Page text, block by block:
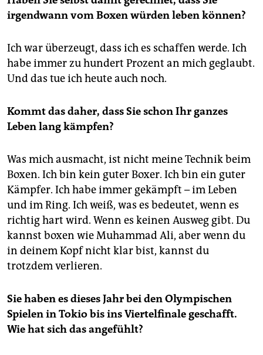
irgendwann vom Boxen würden leben können?
Ich war überzeugt, dass ich es schaffen werde. Ich
habe immer zu hundert Prozent an mich geglaubt.
Und das tue ich heute auch noch.
Kommt das daher, dass Sie schon Ihr ganzes
Leben lang kämpfen?
Was mich ausmacht, ist nicht meine Technik beim
Boxen. Ich bin kein guter Boxer. Ich bin ein guter
Kämpfer. Ich habe immer gekämpft – im Leben
und im Ring. Ich weiß, was es bedeutet, wenn es
richtig hart wird. Wenn es keinen Ausweg gibt. Du
kannst boxen wie Muhammad Ali, aber wenn du
in deinem Kopf nicht klar bist, kannst du
trotzdem verlieren.
Sie haben es dieses Jahr bei den Olympischen
Spielen in Tokio bis ins Viertelfinale geschafft.
Wie hat sich das angefühlt?